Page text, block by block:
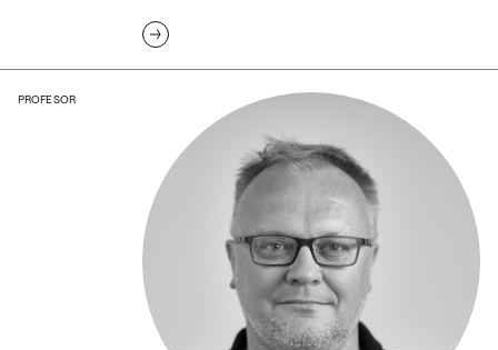
prof. Jacek Staszewski
PROFESOR